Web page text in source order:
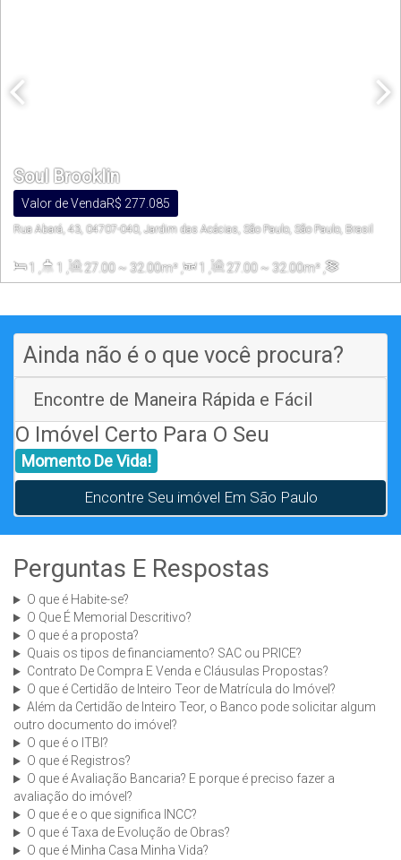
Soul Brooklin
R$ 277.085
Valor de Venda
Rua Abará, 43, 04707-040, Jardim das Acácias, São Paulo, São Paulo, Brasil
1 , 1 , 27.00~ 32.00m² , 1 , 27.00~ 32.00m² ,
1609.00m²
Ainda não é o que você procura?
Encontre de Maneira Rápida e Fácil
O Imóvel Certo Para O Seu
Momento De Vida!
Encontre Seu imóvel Em São Paulo
Perguntas E Respostas
O que é Habite-se?
O Que É Memorial Descritivo?
O que é a proposta?
Quais os tipos de financiamento? SAC ou PRICE?
Contrato De Compra E Venda e Cláusulas Propostas?
O que é Certidão de Inteiro Teor de Matrícula do Imóvel?
Além da Certidão de Inteiro Teor, o Banco pode solicitar algum
outro documento do imóvel?
O que é o ITBI?
O que é Registros?
O que é Avaliação Bancaria? E porque é preciso fazer a
avaliação do imóvel?
O que é e o que significa INCC?
O que é Taxa de Evolução de Obras?
O que é Minha Casa Minha Vida?